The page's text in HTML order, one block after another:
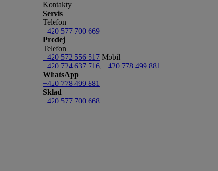
Kontakty
Servis
Telefon
+420 577 700 669
Prodej
Telefon
+420 572 556 517 Mobil
+420 724 637 716, +420 778 499 881
WhatsApp
+420 778 499 881
Sklad
+420 577 700 668